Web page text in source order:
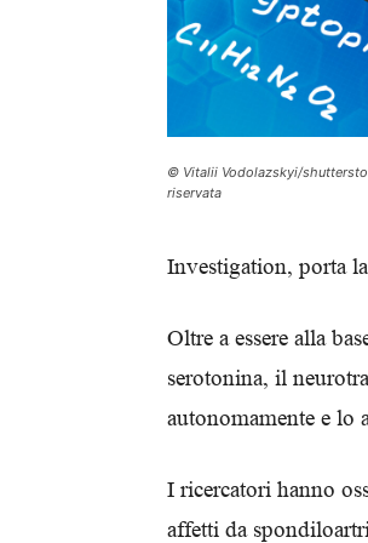
© Vitalii Vodolazskyi/
riservata
Investigation, porta
Oltre a essere alla
serotonina, il
autonomamente e lo
I ricercatori hanno
affetti da